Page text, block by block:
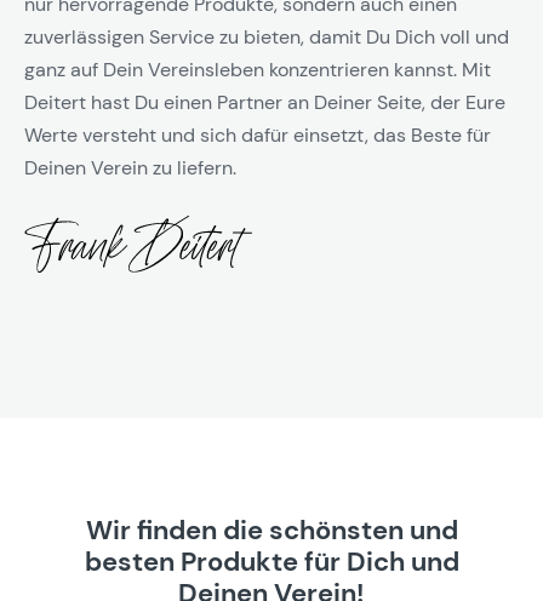
zuverlässigen Service zu bieten, damit Du Dich voll und
ganz auf Dein Vereinsleben konzentrieren kannst. Mit
Deitert hast Du einen Partner an Deiner Seite, der Eure
Werte versteht und sich dafür einsetzt, das Beste für
Deinen Verein zu liefern.
Wir finden die schönsten und
besten Produkte für Dich und
Deinen Verein!